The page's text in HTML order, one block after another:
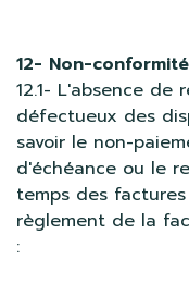
12- Non-conformité
12.1- L'absence de
défectueux des
savoir le non-
d'échéance ou le
temps des
règlement de la
: